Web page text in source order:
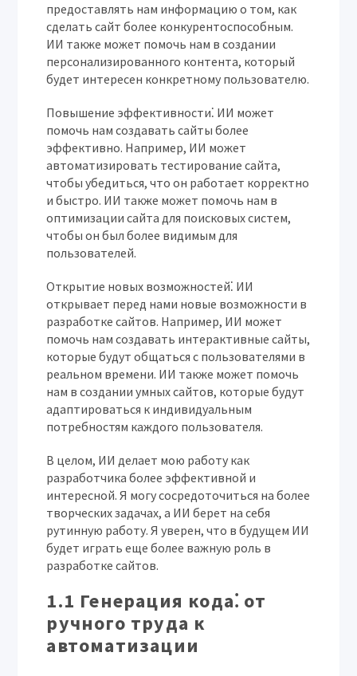
предоставлять нам информацию о том, как
сделать сайт более конкурентоспособным.
ИИ также может помочь нам в создании
персонализированного контента, который
будет интересен конкретному пользователю.
Повышение эффективности⁚ ИИ может
помочь нам создавать сайты более
эффективно. Например, ИИ может
автоматизировать тестирование сайта,
чтобы убедиться, что он работает корректно
и быстро. ИИ также может помочь нам в
оптимизации сайта для поисковых систем,
чтобы он был более видимым для
пользователей.
Открытие новых возможностей⁚ ИИ
открывает перед нами новые возможности в
разработке сайтов. Например, ИИ может
помочь нам создавать интерактивные сайты,
которые будут общаться с пользователями в
реальном времени. ИИ также может помочь
нам в создании умных сайтов, которые будут
адаптироваться к индивидуальным
потребностям каждого пользователя.
В целом, ИИ делает мою работу как
разработчика более эффективной и
интересной. Я могу сосредоточиться на более
творческих задачах, а ИИ берет на себя
рутинную работу. Я уверен, что в будущем ИИ
будет играть еще более важную роль в
разработке сайтов.
1.1 Генерация кода⁚ от
ручного труда к
автоматизации